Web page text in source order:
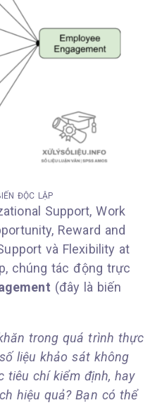
ĐỘC LẬP
Support, Work
Reward and
và Flexibility at
chúng tác động trực
(đây là biến
trong quá trình thực
liệu khảo sát không
tiêu chí kiểm định, hay
hiệu quả? Bạn có thể